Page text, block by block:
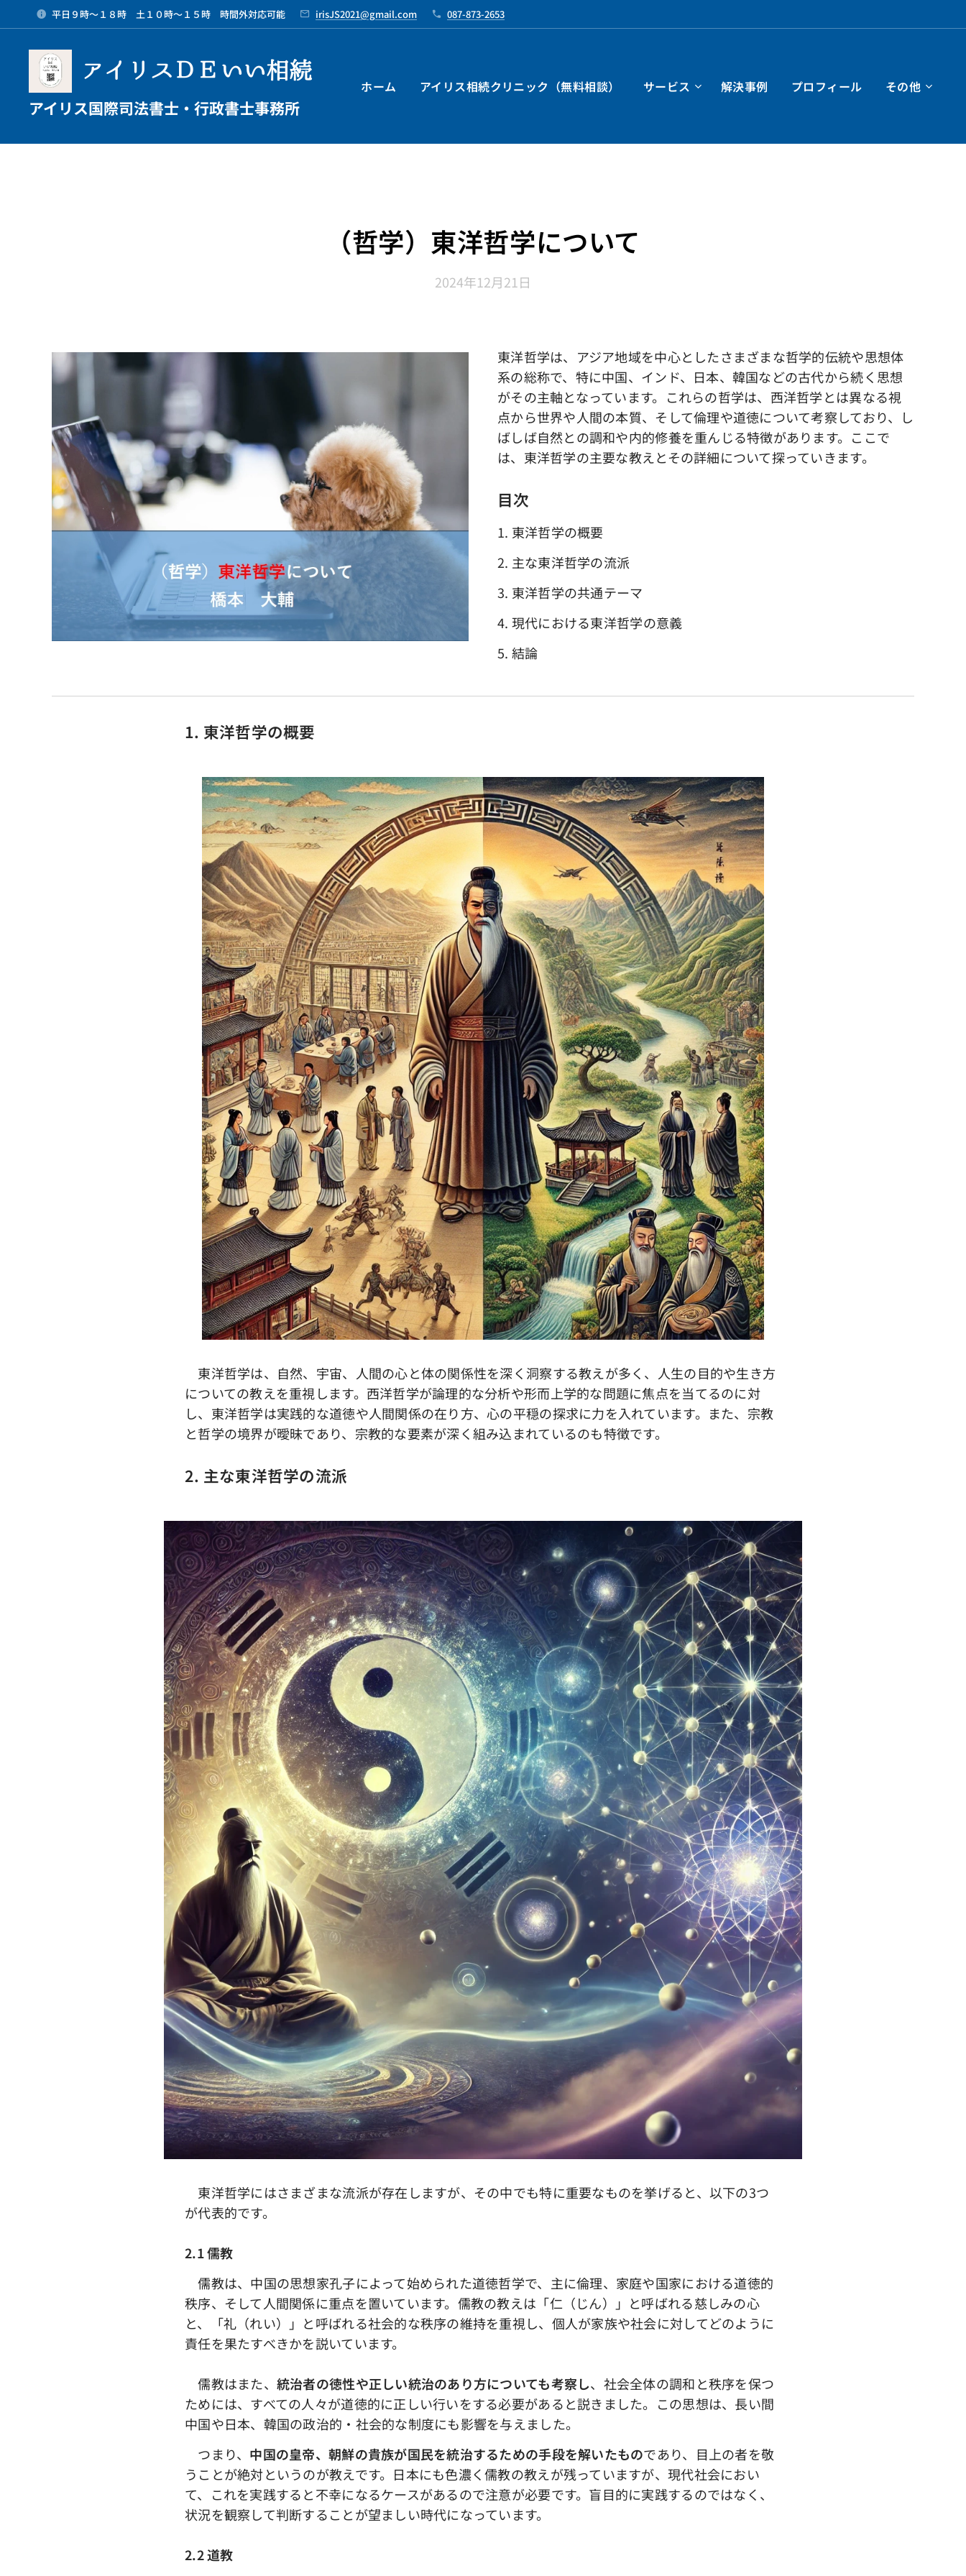
平日９時～１８時 土１０時～１５時 時間外対応可能 irisJS2021@gmail.com 087-873-2653
アイリスＤＥいい相続
アイリス国際司法書士・行政書士事務所
ホーム アイリス相続クリニック（無料相談） サービス 解決事例 プロフィール その他
（哲学）東洋哲学について
2024年12月21日
東洋哲学は、アジア地域を中心としたさまざまな哲学的伝統や思想体
系の総称で、特に中国、インド、日本、韓国などの古代から続く思想
がその主軸となっています。これらの哲学は、西洋哲学とは異なる視
点から世界や人間の本質、そして倫理や道徳について考察しており、し
ばしば自然との調和や内的修養を重んじる特徴があります。ここで
は、東洋哲学の主要な教えとその詳細について探っていきます。
目次
1. 東洋哲学の概要
2. 主な東洋哲学の流派
3. 東洋哲学の共通テーマ
4. 現代における東洋哲学の意義
5. 結論
1. 東洋哲学の概要
東洋哲学は、自然、宇宙、人間の心と体の関係性を深く洞察する教えが多く、人生の目的や生き方
についての教えを重視します。西洋哲学が論理的な分析や形而上学的な問題に焦点を当てるのに対
し、東洋哲学は実践的な道徳や人間関係の在り方、心の平穏の探求に力を入れています。また、宗教
と哲学の境界が曖昧であり、宗教的な要素が深く組み込まれているのも特徴です。
2. 主な東洋哲学の流派
東洋哲学にはさまざまな流派が存在しますが、その中でも特に重要なものを挙げると、以下の3つ
が代表的です。
2.1 儒教
儒教は、中国の思想家孔子によって始められた道徳哲学で、主に倫理、家庭や国家における道徳的
秩序、そして人間関係に重点を置いています。儒教の教えは「仁（じん）」と呼ばれる慈しみの心
と、「礼（れい）」と呼ばれる社会的な秩序の維持を重視し、個人が家族や社会に対してどのように
責任を果たすべきかを説いています。
儒教はまた、 統治者の徳性や正しい統治のあり方についても考察し、社会全体の調和と秩序を保つ
ためには、すべての人々が道徳的に正しい行いをする必要があると説きました。この思想は、長い間
中国や日本、韓国の政治的・社会的な制度にも影響を与えました。
つまり、 中国の皇帝、朝鮮の貴族が国民を統治するための手段を解いたものであり、目上の者を敬
うことが絶対というのが教えです。日本にも色濃く儒教の教えが残っていますが、現代社会におい
て、これを実践すると不幸になるケースがあるので注意が必要です。盲目的に実践するのではなく、
状況を観察して判断することが望ましい時代になっています。
2.2 道教